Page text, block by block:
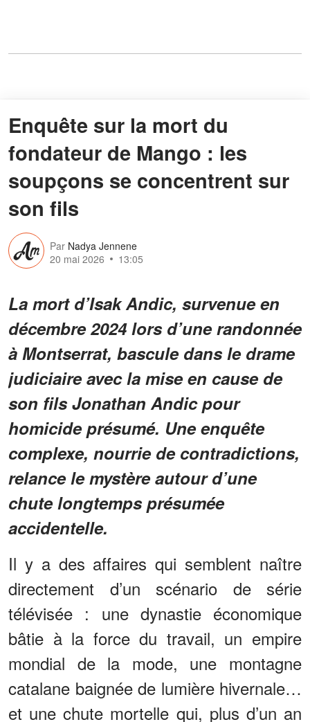
Enquête sur la mort du
fondateur de Mango : les
soupçons se concentrent sur
son fils
Par Nadya Jennene
20 mai 2026
13:05
La mort d’Isak Andic, survenue en
décembre 2024 lors d’une randonnée
à Montserrat, bascule dans le drame
judiciaire avec la mise en cause de
son fils Jonathan Andic pour
homicide présumé. Une enquête
complexe, nourrie de contradictions,
relance le mystère autour d’une
chute longtemps présumée
accidentelle.
Il y a des affaires qui semblent naître
directement d’un scénario de série
télévisée : une dynastie économique
bâtie à la force du travail, un empire
mondial de la mode, une montagne
catalane baignée de lumière hivernale…
et une chute mortelle qui, plus d’un an